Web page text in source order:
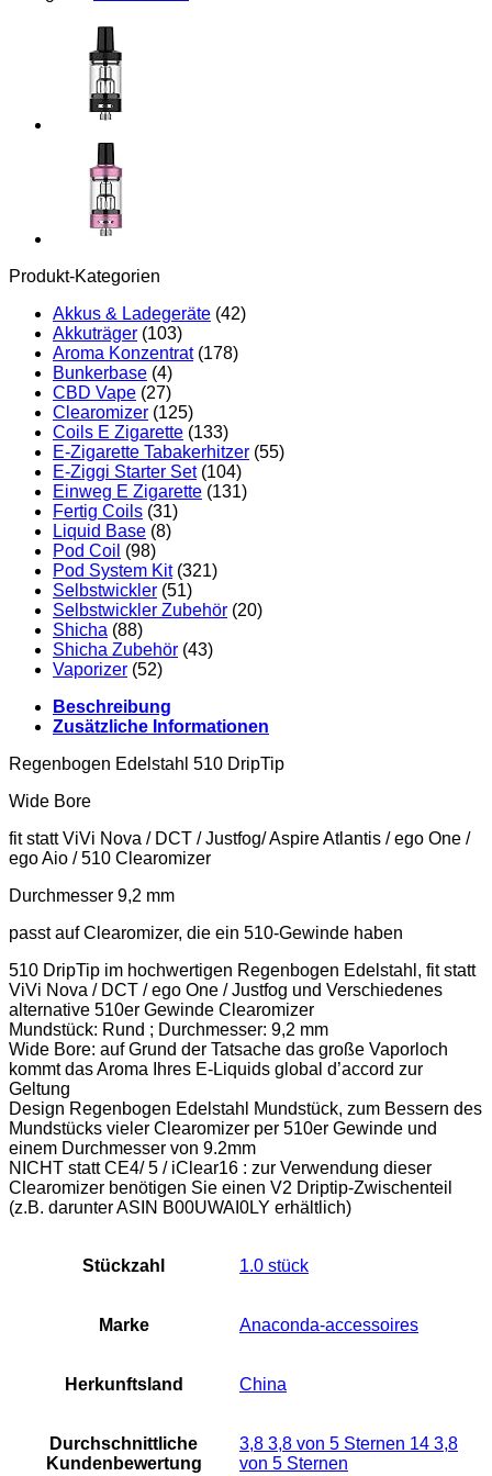
Produkt-Kategorien
Akkus & Ladegeräte (42)
Akkuträger (103)
Aroma Konzentrat (178)
Bunkerbase (4)
CBD Vape (27)
Clearomizer (125)
Coils E Zigarette (133)
E-Zigarette Tabakerhitzer (55)
E-Ziggi Starter Set (104)
Einweg E Zigarette (131)
Fertig Coils (31)
Liquid Base (8)
Pod Coil (98)
Pod System Kit (321)
Selbstwickler (51)
Selbstwickler Zubehör (20)
Shicha (88)
Shicha Zubehör (43)
Vaporizer (52)
Beschreibung
Zusätzliche Informationen
Regenbogen Edelstahl 510 DripTip
Wide Bore
fit statt ViVi Nova / DCT / Justfog/ Aspire Atlantis / ego One /
ego Aio / 510 Clearomizer
Durchmesser 9,2 mm
passt auf Clearomizer, die ein 510-Gewinde haben
510 DripTip im hochwertigen Regenbogen Edelstahl, fit statt
ViVi Nova / DCT / ego One / Justfog und Verschiedenes
alternative 510er Gewinde Clearomizer
Mundstück: Rund ; Durchmesser: 9,2 mm
Wide Bore: auf Grund der Tatsache das große Vaporloch
kommt das Aroma Ihres E-Liquids global d’accord zur
Geltung
Design Regenbogen Edelstahl Mundstück, zum Bessern des
Mundstücks vieler Clearomizer per 510er Gewinde und
einem Durchmesser von 9.2mm
NICHT statt CE4/ 5 / iClear16 : zur Verwendung dieser
Clearomizer benötigen Sie einen V2 Driptip-Zwischenteil
(z.B. darunter ASIN B00UWAI0LY erhältlich)
Stückzahl ‎1.0 stück
Marke ‎Anaconda-accessoires
Herkunftsland ‎China
Durchschnittliche
Kundenbewertung
3,8 3,8 von 5 Sternen 14 3,8
von 5 Sternen